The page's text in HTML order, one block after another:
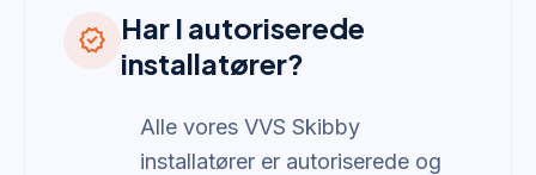
verified Har I autoriserede
installatører?
Alle vores VVS Skibby
installatører er autoriserede og